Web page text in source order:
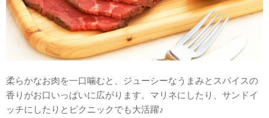
柔らかなお肉を一口噛むと、ジューシーなうまみとスパイスの
香りがお口いっぱいに広がります。マリネにしたり、サンドイ
ッチにしたりとピクニックでも大活躍♪